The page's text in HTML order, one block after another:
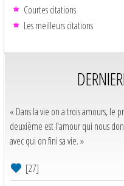
Courtes citations
Les meilleurs citations
« Dans la vie on a trois amours, le
deuxième est l'amour qui nous
avec qui on fini sa vie. »
[27]